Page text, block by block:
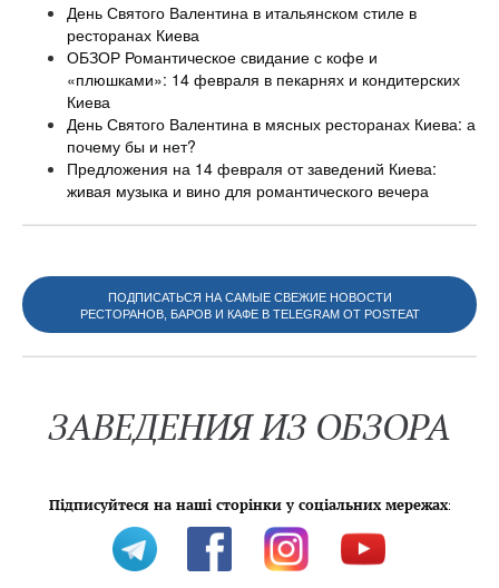
День Святого Валентина в итальянском стиле в
ресторанах Киева
ОБЗОР Романтическое свидание с кофе и
«плюшками»: 14 февраля в пекарнях и кондитерских
Киева
День Святого Валентина в мясных ресторанах Киева: а
почему бы и нет?
Предложения на 14 февраля от заведений Киева:
живая музыка и вино для романтического вечера
ПОДПИСАТЬСЯ НА САМЫЕ СВЕЖИЕ НОВОСТИ
РЕСТОРАНОВ, БАРОВ И КАФЕ В TELEGRAM ОТ POSTEAT
ЗАВЕДЕНИЯ ИЗ ОБЗОРА
Підписуйтеся на наші сторінки у соціальних мережах: